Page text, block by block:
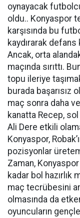
oynayacak
oldu.. Konyaspor
karşısında bu
kaydırarak
Ancak, orta
maçında sırıttı.
topu ileriye
burada başarısız
maç sonra daha
kanatta Recep, sol
Ali Dere etkili
Konyaspor,
pozisyonlar
Zaman,
kadar bol hazırlık
maç tecrübesini
olmasında da
oyuncuların